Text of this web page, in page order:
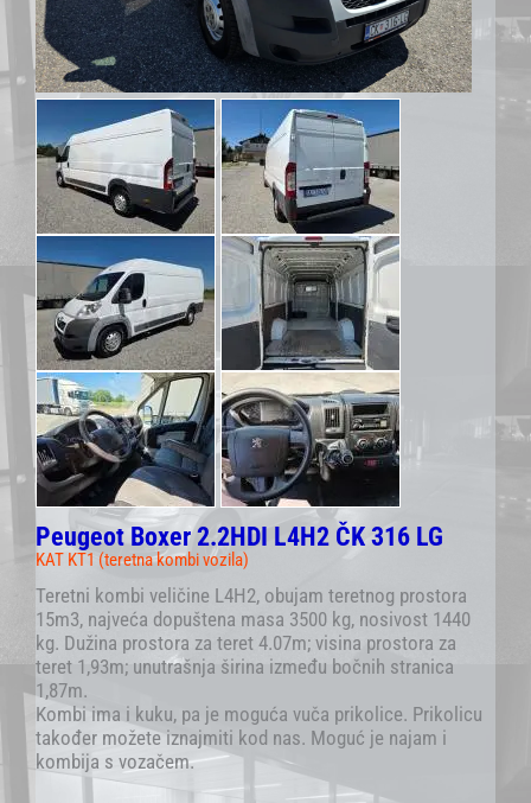
Peugeot Boxer 2.2HDI L4H2 ČK 316 LG
KAT KT1 (teretna kombi vozila)
Teretni kombi veličine L4H2, obujam teretnog prostora
15m3, najveća dopuštena masa 3500 kg, nosivost 1440
kg. Dužina prostora za teret 4.07m; visina prostora za
teret 1,93m; unutrašnja širina između bočnih stranica
1,87m.
Kombi ima i kuku, pa je moguća vuča prikolice. Prikolicu
također možete iznajmiti kod nas. Moguć je najam i
kombija s vozačem.